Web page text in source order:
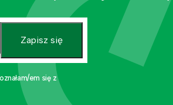
Zapisz się
em się z